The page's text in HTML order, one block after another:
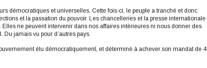
démocratiques et universelles. Cette fois-ci, le peuple a tranché et donc
et la passation du pouvoir. Les chancelleries et la presse internationale
ne peuvent intervenir dans nos affaires intérieures ni nous donner des
jamais vu pour d’autres pays.
élu démocratiquement, et déterminé à achever son mandat de 4